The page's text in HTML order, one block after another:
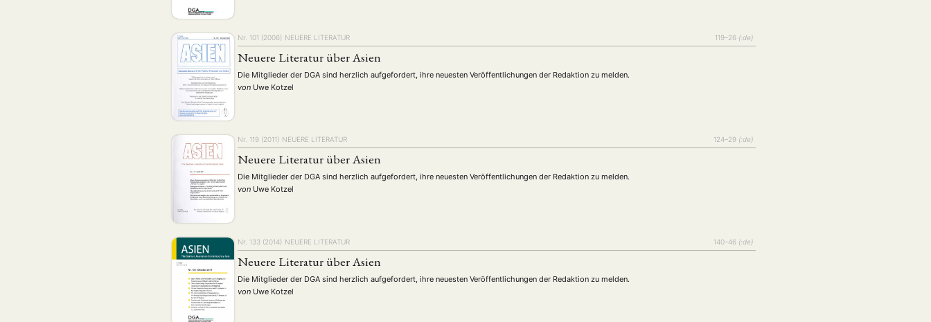
Aktuelles von unseren Mitgliedern Art ASIEN (Zeitschrift) Auszeichnung Bericht
Bildung (22) Calls for… (1287) Cinema (4) DGA (92) Diskussion (74) Fellowship (111)
Geografie
Lecture
Politik (417) Politikwissenschaften
Recht Religion Sozialwissenschaften
Stipendium (53) Studium (21) Summer School (10) Symposium (32) Tagung (500) Tourismus
Umwelt
MITGLIEDSCHAFT STUDIUM
Nr. 101 (2006) NEUERE LITERATUR 119–26 {:de}
Neuere Literatur über Asien
Die Mitglieder der DGA sind herzlich aufgefordert, ihre neuesten Veröffentlichungen der Redaktion zu melden.
von Uwe Kotzel
Nr. 119 (2011) NEUERE LITERATUR 124–29 {:de}
Neuere Literatur über Asien
Die Mitglieder der DGA sind herzlich aufgefordert, ihre neuesten Veröffentlichungen der Redaktion zu melden.
von Uwe Kotzel
Nr. 133 (2014) NEUERE LITERATUR 140–46 {:de}
Neuere Literatur über Asien
Die Mitglieder der DGA sind herzlich aufgefordert, ihre neuesten Veröffentlichungen der Redaktion zu melden.
von Uwe Kotzel